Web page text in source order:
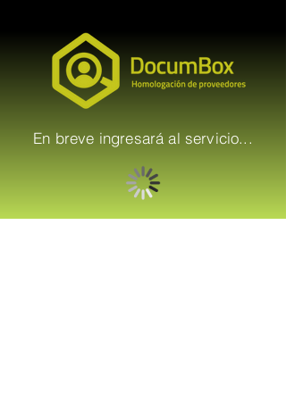
En breve ingresará al servicio...